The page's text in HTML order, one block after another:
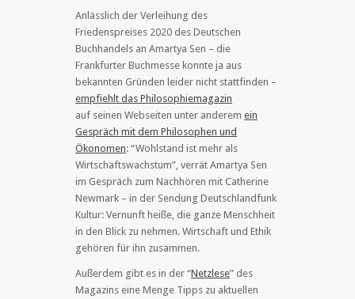
Anlässlich der Verleihung des
Friedenspreises 2020 des Deutschen
Buchhandels an Amartya Sen – die
Frankfurter Buchmesse konnte ja aus
bekannten Gründen leider nicht stattfinden –
empfiehlt das Philosophiemagazin
auf seinen Webseiten unter anderem ein
Gespräch mit dem Philosophen und
Ökonomen: “Wohlstand ist mehr als
Wirtschaftswachstum”, verrät Amartya Sen
im Gespräch zum Nachhören mit Catherine
Newmark – in der Sendung Deutschlandfunk
Kultur: Vernunft heiße, die ganze Menschheit
in den Blick zu nehmen. Wirtschaft und Ethik
gehören für ihn zusammen.
Außerdem gibt es in der “Netzlese” des
Magazins eine Menge Tipps zu aktuellen